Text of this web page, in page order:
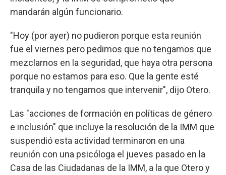
mandarán algún funcionario.
"Hoy (por ayer) no pudieron porque esta reunión
fue el viernes pero pedimos que no tengamos que
mezclarnos en la seguridad, que haya otra persona
porque no estamos para eso. Que la gente esté
tranquila y no tengamos que intervenir", dijo Otero.
Las "acciones de formación en políticas de género
e inclusión" que incluye la resolución de la IMM que
suspendió esta actividad terminaron en una
reunión con una psicóloga el jueves pasado en la
Casa de las Ciudadanas de la IMM, a la que Otero y